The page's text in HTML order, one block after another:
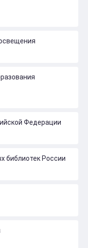
Федерации
библиотек России